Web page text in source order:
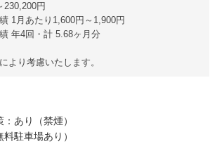
230,200円
1月あたり1,600円～1,900円
年4回・計 5.68ヶ月分
より考慮いたします。
あり（禁煙）
駐車場あり）